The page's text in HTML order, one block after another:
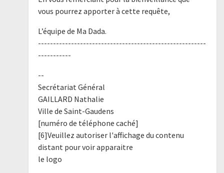
vous pourrez apporter à cette requête,
L’équipe de Ma Dada.
--------------------------------------------------------
-----------
--
Secrétariat Général
GAILLARD Nathalie
Ville de Saint-Gaudens
[numéro de téléphone caché]
[6]Veuillez autoriser l'affichage du contenu
distant pour voir apparaitre
le logo